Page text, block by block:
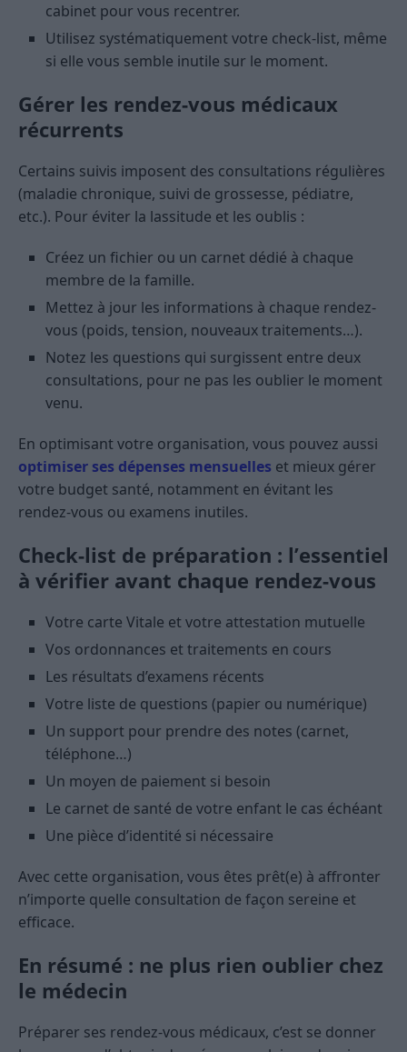
cabinet pour vous recentrer.
Utilisez systématiquement votre check-list, même
si elle vous semble inutile sur le moment.
Gérer les rendez-vous médicaux
récurrents
Certains suivis imposent des consultations régulières
(maladie chronique, suivi de grossesse, pédiatre,
etc.). Pour éviter la lassitude et les oublis :
Créez un fichier ou un carnet dédié à chaque
membre de la famille.
Mettez à jour les informations à chaque rendez-
vous (poids, tension, nouveaux traitements…).
Notez les questions qui surgissent entre deux
consultations, pour ne pas les oublier le moment
venu.
En optimisant votre organisation, vous pouvez aussi
optimiser ses dépenses mensuelles et mieux gérer
votre budget santé, notamment en évitant les
rendez-vous ou examens inutiles.
Check-list de préparation : l’essentiel
à vérifier avant chaque rendez-vous
Votre carte Vitale et votre attestation mutuelle
Vos ordonnances et traitements en cours
Les résultats d’examens récents
Votre liste de questions (papier ou numérique)
Un support pour prendre des notes (carnet,
téléphone…)
Un moyen de paiement si besoin
Le carnet de santé de votre enfant le cas échéant
Une pièce d’identité si nécessaire
Avec cette organisation, vous êtes prêt(e) à affronter
n’importe quelle consultation de façon sereine et
efficace.
En résumé : ne plus rien oublier chez
le médecin
Préparer ses rendez-vous médicaux, c’est se donner